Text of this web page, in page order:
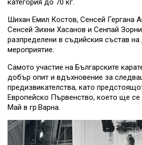
категория до 70 кг.
Шихан Емил Костов, Сенсей Гергана
Сенсей Зихни Хасанов и Сенпай
разпределени в съдийския състав
мероприятие.
Самото участие на Българските
добър опит и вдъхновение за
предизвикателства, като
Европейско Първенство, което ще се
Май в гр.Варна.